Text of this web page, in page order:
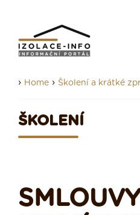
› Home › Školení a krátké
ŠKOLENÍ